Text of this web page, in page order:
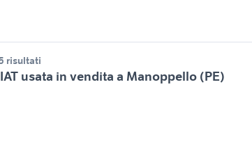
risultati
usata in vendita a Manoppello (PE)